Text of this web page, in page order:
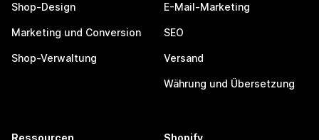
Shop-Design
Marketing und Conversion
Shop-Verwaltung
E-Mail-Marketing
SEO
Versand
Währung und Übersetzung